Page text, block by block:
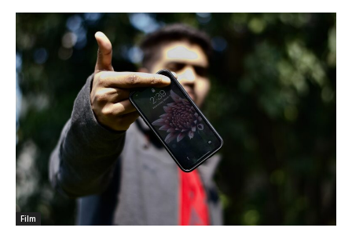
Film